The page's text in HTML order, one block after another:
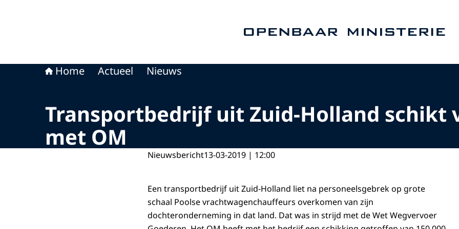
Home Actueel Nieuws
Transportbedrijf uit Zuid-Holland schikt
met OM
Nieuwsbericht13-03-2019 | 12:00
Een transportbedrijf uit Zuid-Holland liet na personeelsgebrek op grote
schaal Poolse vrachtwagenchauffeurs overkomen van zijn
dochteronderneming in dat land. Dat was in strijd met de Wet Wegvervoer